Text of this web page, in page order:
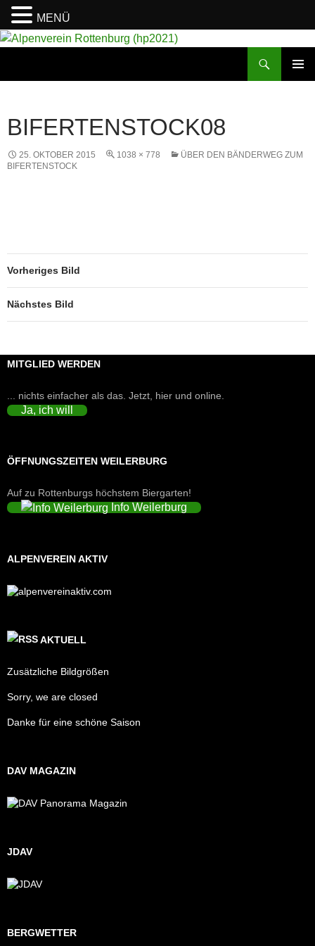
BIFERTENSTOCK08
25. OKTOBER 2015 1038 × 778
ÜBER DEN BÄNDERWEG ZUM
BIFERTENSTOCK
Vorheriges Bild
Nächstes Bild
MITGLIED WERDEN
... nichts einfacher als das. Jetzt, hier und online.
Ja, ich will
ÖFFNUNGSZEITEN WEILERBURG
Auf zu Rottenburgs höchstem Biergarten!
Info Weilerburg
ALPENVEREIN AKTIV
AKTUELL
Zusätzliche Bildgrößen
Sorry, we are closed
Danke für eine schöne Saison
DAV MAGAZIN
JDAV
BERGWETTER
MENÜ